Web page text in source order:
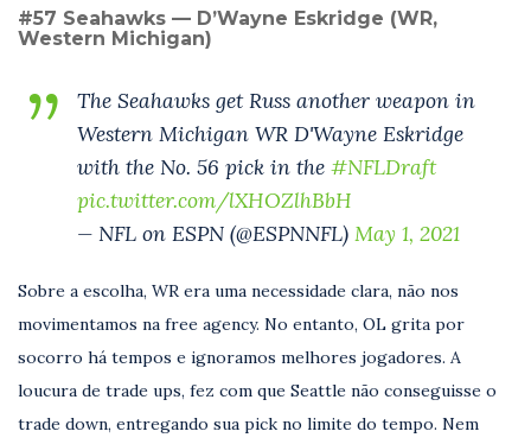
#57 Seahawks — D’Wayne Eskridge (WR,
Western Michigan)
The Seahawks get Russ another weapon in
Western Michigan WR D'Wayne Eskridge
with the No. 56 pick in the #NFLDraft
pic.twitter.com/lXHOZlhBbH
— NFL on ESPN (@ESPNNFL) May 1, 2021
Sobre a escolha, WR era uma necessidade clara, não nos
movimentamos na free agency. No entanto, OL grita por
socorro há tempos e ignoramos melhores jogadores. A
loucura de trade ups, fez com que Seattle não conseguisse o
trade down, entregando sua pick no limite do tempo. Nem